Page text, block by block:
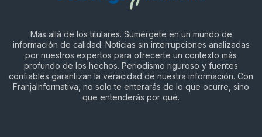
Más allá de los titulares. Sumérgete en un mundo de
información de calidad. Noticias sin interrupciones analizadas
por nuestros expertos para ofrecerte un contexto más
profundo de los hechos. Periodismo riguroso y fuentes
confiables garantizan la veracidad de nuestra información. Con
FranjaInformativa, no solo te enterarás de lo que ocurre, sino
que entenderás por qué.